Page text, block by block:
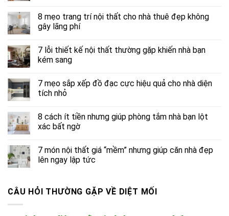
8 mẹo trang trí nội thất cho nhà thuê đẹp không
gây lãng phí
7 lỗi thiết kế nội thất thường gặp khiến nhà bạn
kém sang
7 mẹo sắp xếp đồ đạc cực hiệu quả cho nhà diện
tích nhỏ
8 cách ít tiền nhưng giúp phòng tắm nhà bạn lột
xác bất ngờ
7 món nội thất giá “mềm” nhưng giúp căn nhà đẹp
lên ngay lập tức
CÂU HỎI THƯỜNG GẶP VỀ DIỆT MỐI